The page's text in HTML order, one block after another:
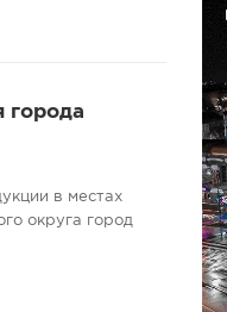
города
в местах
округа город